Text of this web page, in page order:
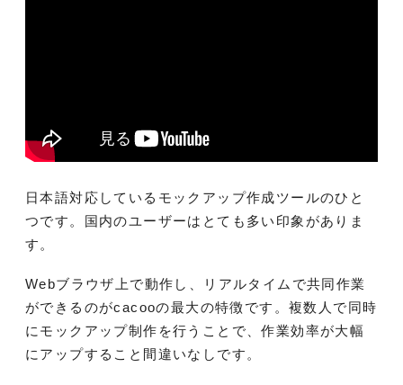
日本語対応しているモックアップ作成ツールのひと
つです。国内のユーザーはとても多い印象がありま
す。
Webブラウザ上で動作し、リアルタイムで共同作業
ができるのがcacooの最大の特徴です。複数人で同時
にモックアップ制作を行うことで、作業効率が大幅
にアップすること間違いなしです。